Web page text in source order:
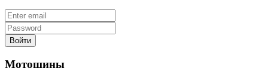
Войти
Мотошины